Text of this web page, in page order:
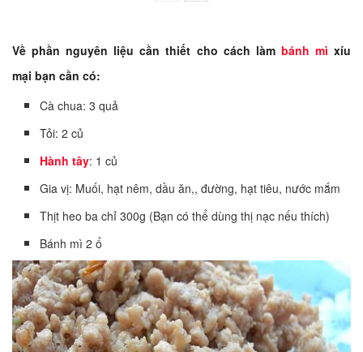
Về phần nguyên liệu cần thiết cho cách làm bánh mì xíu
mại bạn cần có:
Cà chua: 3 quả
Tỏi: 2 củ
Hành tây: 1 củ
Gia vị: Muối, hạt nêm, dầu ăn,, đường, hạt tiêu, nước mắm
Thịt heo ba chỉ 300g (Bạn có thể dùng thị nạc nếu thích)
Bánh mì 2 ổ